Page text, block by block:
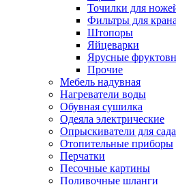
Точилки для
Фильтры для
Штопоры
Яйцеварки
Ярусные
Прочие
Мебель надувная
Нагреватели воды
Обувная сушилка
Одеяла электрические
Опрыскиватели для сада
Отопительные приборы
Перчатки
Песочные картины
Поливочные шланги